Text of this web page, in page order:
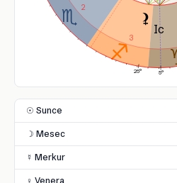
2
3
5°
25°
☉ Sunce
☽ Mesec
☿ Merkur
♀ Venera